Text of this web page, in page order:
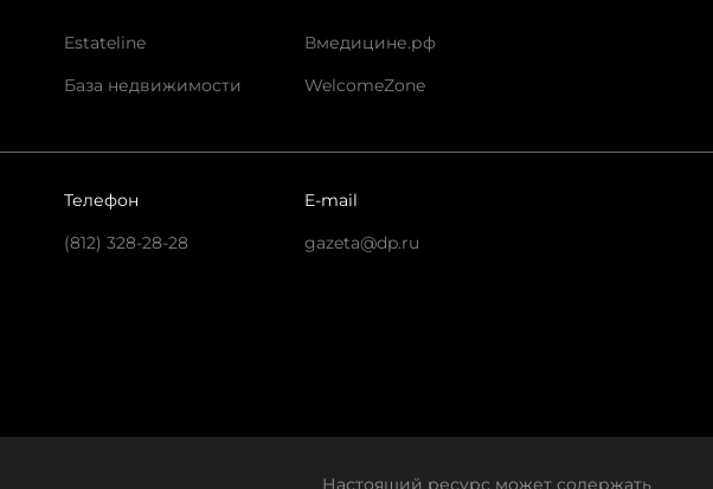
Estateline
База недвижимости
Вмедицине.рф
WelcomeZone
Телефон
(812) 328-28-28
E-mail
gazeta@dp.ru
Настоящий ресурс может содержать